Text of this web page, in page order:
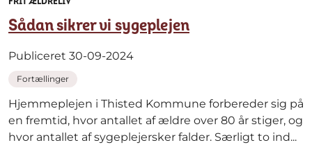
Sådan sikrer vi sygeplejen
Publiceret 30-09-2024
Fortællinger
Hjemmeplejen i Thisted Kommune forbereder sig på
en fremtid, hvor antallet af ældre over 80 år stiger, og
hvor antallet af sygeplejersker falder. Særligt to ind...